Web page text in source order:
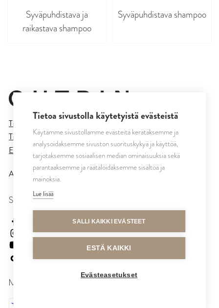
Syväpuhdistava ja
raikastava shampoo
Syväpuhdistava shampoo
Tietosuojaseloste
Tilaus- ja toimitusehdot
Evästeasetukset
All rights reserved © CUTRIN
SEURAA MEITÄ
cutrinfinland
cutrinfinland
MAKSUTAVAT
Tietoa sivustolla käytetyistä evästeistä
Käytämme sivustollamme evästeitä kerätäksemme ja
analysoidaksemme sivuston suorituskykyä ja käyttöä,
tarjotaksemme sosiaalisen median ominaisuuksia sekä
parantaaksemme ja räätälöidäksemme sisältöä ja
mainoksia.
Lue lisää
SALLI KAIKKI EVÄSTEET
ESTÄ KAIKKI
Evästeasetukset